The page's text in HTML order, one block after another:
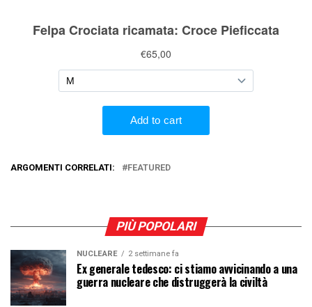
ARGOMENTI CORRELATI: FEATURED
PIÙ POPOLARI
NUCLEARE 2 settimane fa
Ex generale tedesco: ci stiamo avvicinando a una
guerra nucleare che distruggerà la civiltà